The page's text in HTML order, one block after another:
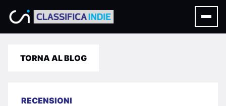
TORNA AL BLOG
RECENSIONI